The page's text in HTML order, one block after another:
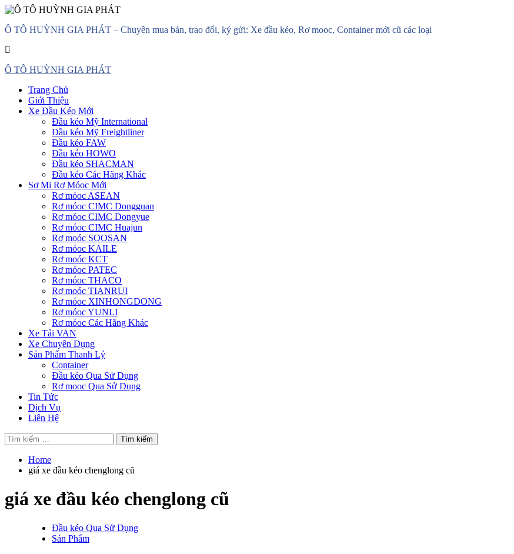
to
Ô TÔ HUỲNH GIA PHÁT – Chuyên mua bán, trao đổi, ký gửi: Xe đầu kéo, Rơ mooc, Container mới cũ các loại
Menu
Ô TÔ HUỲNH GIA PHÁT
Trang Chủ
Giới Thiệu
Xe Đầu Kéo Mới
Đầu kéo Mỹ International
Đầu kéo Mỹ Freightliner
Đầu kéo FAW
Đầu kéo HOWO
Đầu kéo SHACMAN
Đầu kéo Các Hãng Khác
Sơ Mi Rơ Móoc Mới
Rơ móoc ASEAN
Rơ móoc CIMC Dongguan
Rơ móoc CIMC Dongyue
Rơ móoc CIMC Huajun
Rơ moóc SOOSAN
Rơ móoc KAILE
Rơ moóc KCT
Rơ móoc PATEC
Rơ móoc THACO
Rơ moóc TIANRUI
Rơ móoc XINHONGDONG
Rơ móoc YUNLI
Rơ móoc Các Hãng Khác
Xe Tải VAN
Xe Chuyên Dụng
Sản Phẩm Thanh Lý
Container
Đầu kéo Qua Sử Dụng
Rơ mooc Qua Sử Dụng
Tin Tức
Dịch Vụ
Liên Hệ
Tìm
kiếm
cho:
Home
giá xe đầu kéo chenglong cũ
giá xe đầu kéo chenglong cũ
Đầu kéo Qua Sử Dụng
Sản Phẩm